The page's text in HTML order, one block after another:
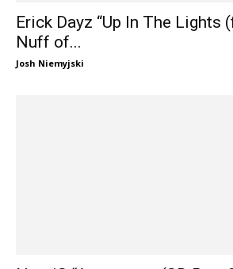
Erick Dayz “Up In The Lights
Nuff of...
Josh Niemyjski